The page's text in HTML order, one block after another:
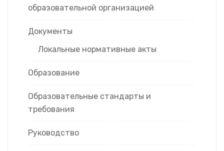
образовательной организацией
Документы
Локальные нормативные акты
Образование
Образовательные стандарты и
требования
Руководство